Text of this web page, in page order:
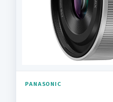
PANASONIC